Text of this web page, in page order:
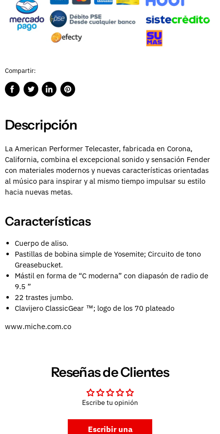
Compartir:
CompartirPublicarCompartirGuardar
Descripción
La American Performer Telecaster, fabricada en Corona,
California, combina el excepcional sonido y sensación Fender
con materiales modernos y nuevas características orientadas
al músico para inspirar y al mismo tiempo impulsar su estilo
hacia nuevas metas.
Características
Cuerpo de aliso.
Pastillas de bobina simple de Yosemite; Circuito de tono
Greasebucket.
Mástil en forma de “C moderna” con diapasón de radio de
9.5 ”
22 trastes jumbo.
Clavijero ClassicGear ™; logo de los 70 plateado
www.miche.com.co
Reseñas de Clientes
Escribe tu opinión
Escribir una